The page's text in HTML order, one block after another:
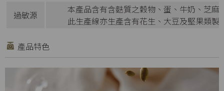
過敏源
本產品含有含麩質之穀物、蛋、牛奶、芝
此生產線亦生產含有花生、大豆及堅果類製
產品特色